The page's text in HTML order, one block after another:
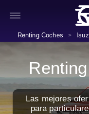
Renting Coches >
Las mejores
para